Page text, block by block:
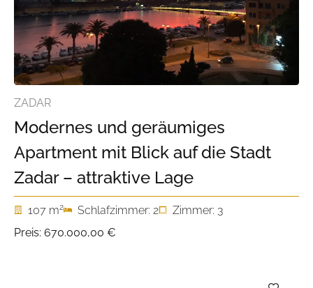
ZADAR
Modernes und geräumiges
Apartment mit Blick auf die Stadt
Zadar – attraktive Lage
107 m2 Schlafzimmer: 2
Zimmer: 3
Preis: 670.000,00 €